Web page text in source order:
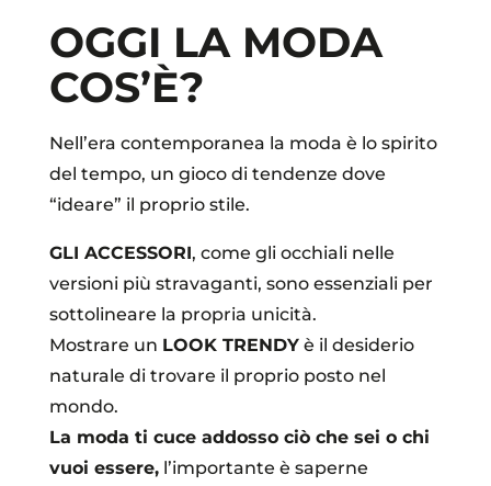
OGGI LA MODA
COS’È?
Nell’era contemporanea la moda è lo spirito
del tempo, un gioco di tendenze dove
“ideare” il proprio stile.
GLI ACCESSORI, come gli occhiali nelle
versioni più stravaganti, sono essenziali per
sottolineare la propria unicità.
Mostrare un LOOK TRENDYè il desiderio
naturale di trovare il proprio posto nel
mondo.
La moda ti cuce addosso ciò che sei o chi
vuoi essere,l’importante è saperne